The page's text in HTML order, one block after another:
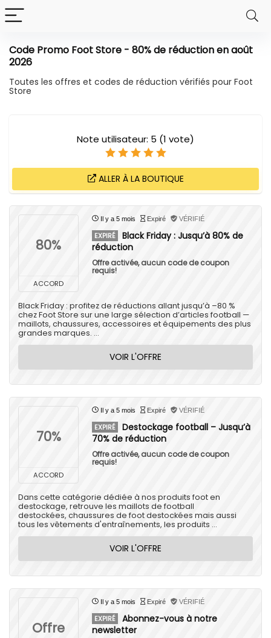
Code Promo Foot Store - 80% de réduction en août
2026
Toutes les offres et codes de réduction vérifiés pour Foot
Store
Note utilisateur: 5 (1 vote)
ALLER À LA BOUTIQUE
80%
ACCORD
Il y a 5 mois Expiré VÉRIFIÉ
EXPIRÉ
Black Friday : Jusqu’à 80% de
réduction
Offre activée, aucun code de coupon
requis!
Black Friday : profitez de réductions allant jusqu’à –80 %
chez Foot Store sur une large sélection d’articles football —
maillots, chaussures, accessoires et équipements des plus
grandes marques. ...
VOIR L'OFFRE
70%
ACCORD
Il y a 5 mois Expiré VÉRIFIÉ
EXPIRÉ
Destockage football – Jusqu’à
70% de réduction
Offre activée, aucun code de coupon
requis!
Dans cette catégorie dédiée à nos produits foot en
destockage, retrouve les maillots de football
destockées, chaussures de foot destockées mais aussi
tous les vêtements d'entraînements, les produits ...
VOIR L'OFFRE
Offre
Il y a 5 mois Expiré VÉRIFIÉ
EXPIRÉ
Abonnez-vous à notre
newsletter